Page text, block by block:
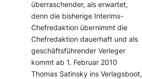
überraschender, als erwartet,
denn die bisherige Interims-
Chefredaktion übernimmt die
Chefredaktion dauerhaft und als
geschäftsführender Verleger
kommt ab 1. Februar 2010
Thomas Satinsky ins Verlagsboot,